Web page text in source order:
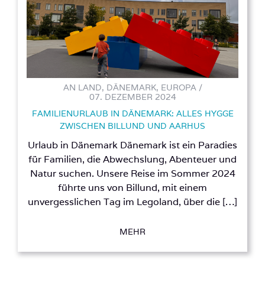
AN LAND, DÄNEMARK, EUROPA /
07. DEZEMBER 2024
FAMILIENURLAUB IN DÄNEMARK: ALLES HYGGE
ZWISCHEN BILLUND UND AARHUS
Urlaub in Dänemark Dänemark ist ein Paradies
für Familien, die Abwechslung, Abenteuer und
Natur suchen. Unsere Reise im Sommer 2024
führte uns von Billund, mit einem
unvergesslichen Tag im Legoland, über die […]
MEHR